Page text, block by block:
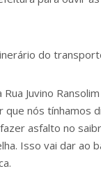
do
Juvino
nós tínhamos
asfalto no
Isso vai dar ao